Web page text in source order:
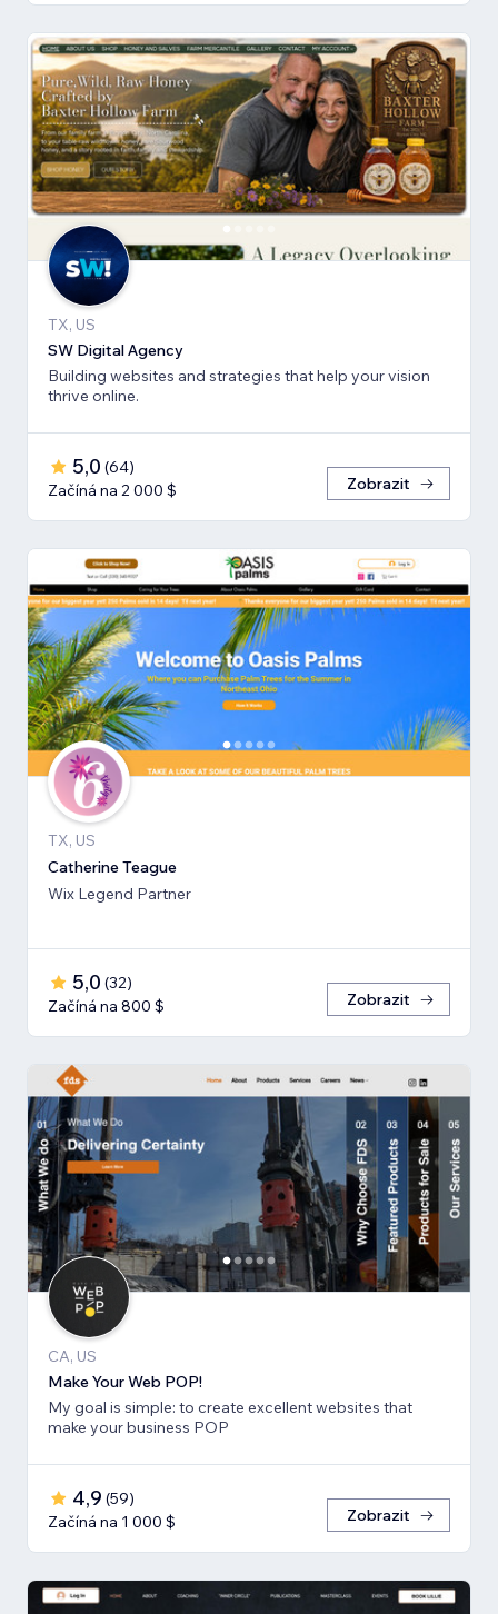
TX, US
SW Digital Agency
Building websites and strategies that help your vision
thrive online.
5,0 (64)
Začíná na 2 000 $
Zobrazit
TX, US
Catherine Teague
Wix Legend Partner
5,0 (32)
Začíná na 800 $
Zobrazit
CA, US
Make Your Web POP!
My goal is simple: to create excellent websites that
make your business POP
4,9 (59)
Začíná na 1 000 $
Zobrazit